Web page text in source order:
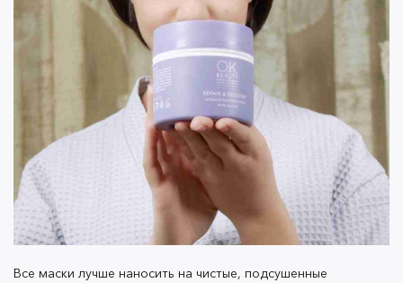
Шаг 5. Бальзам для волос
После маски нужно обязательно нанести на пряди
бальзам, чтобы запечатать все полезные компоненты
внутри волоса. И если маску достаточно
использовать 1–2 раза в неделю, то кондиционер —
после каждого мытья волос. Он закрывает чешуйки
волоса и делает пряди заметно более мягкими,
гладкими и послушными.
Все маски лучше наносить на чистые, подсушенные